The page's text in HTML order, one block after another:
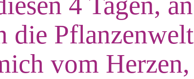
die Pflanzenwelt
vom Herzen,